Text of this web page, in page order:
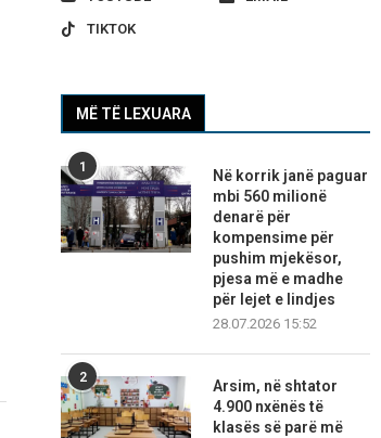
TIKTOK
MË TË LEXUARA
1
Në korrik janë paguar
mbi 560 milionë
denarë për
kompensime për
pushim mjekësor,
pjesa më e madhe
për lejet e lindjes
28.07.2026 15:52
2
Arsim, në shtator
4.900 nxënës të
klasës së parë më